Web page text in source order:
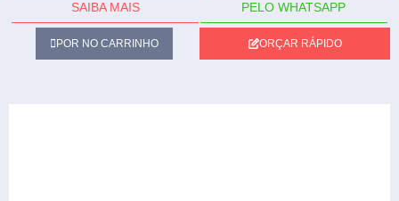
SAIBA MAIS PELO WHATSAPP
POR NO CARRINHO ORÇAR RÁPIDO